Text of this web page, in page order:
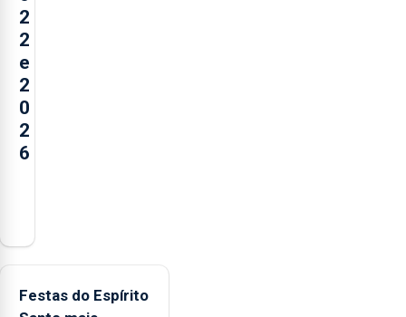
2
2
e
2
0
2
6
mais
ocorrências
Festas do Espírito